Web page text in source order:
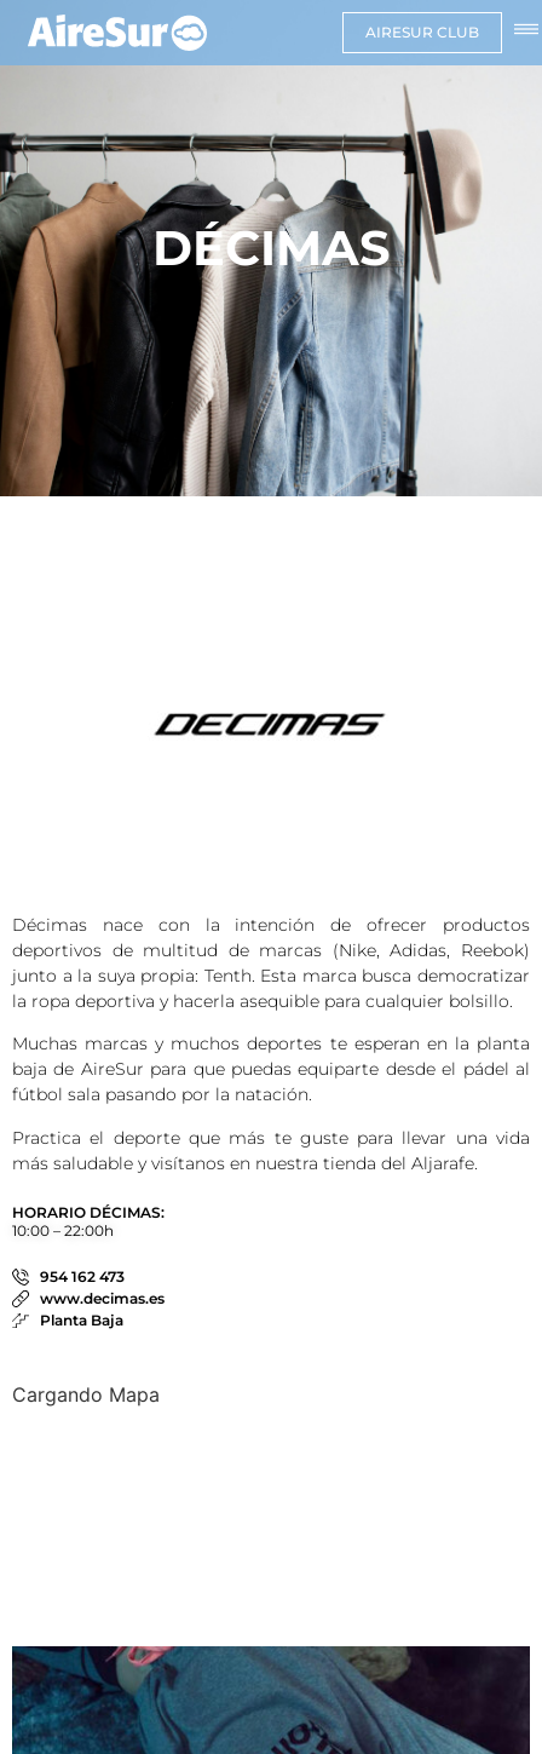
AIRESUR CLUB
DÉCIMAS
Décimas nace con la intención de ofrecer productos
deportivos de multitud de marcas (Nike, Adidas, Reebok)
junto a la suya propia: Tenth. Esta marca busca democratizar
la ropa deportiva y hacerla asequible para cualquier bolsillo.
Muchas marcas y muchos deportes te esperan en la planta
baja de AireSur para que puedas equiparte desde el pádel al
fútbol sala pasando por la natación.
Practica el deporte que más te guste para llevar una vida
más saludable y visítanos en nuestra tienda del Aljarafe.
HORARIO DÉCIMAS:
10:00 – 22:00h
954 162 473
www.decimas.es
Planta Baja
Cargando Mapa